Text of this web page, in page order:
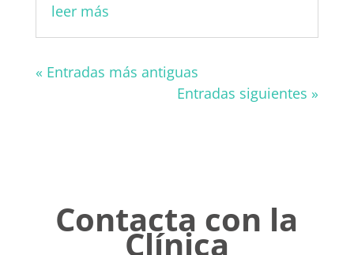
leer más
« Entradas más antiguas
Entradas siguientes »
Contacta con la
Clínica